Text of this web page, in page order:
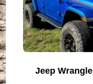
Jeep